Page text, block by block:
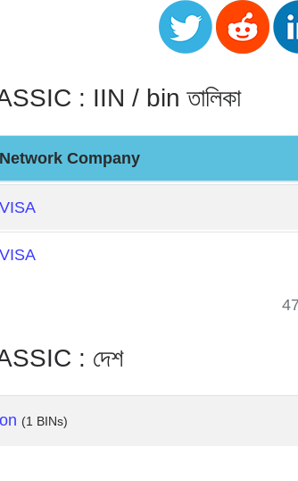
: IIN / bin তালিকা
Network Company
VISA
VISA
: দেশ
(1 BINs)